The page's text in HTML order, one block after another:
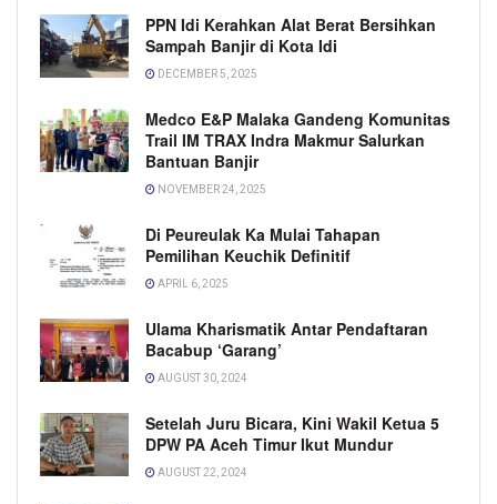
PPN Idi Kerahkan Alat Berat Bersihkan
Sampah Banjir di Kota Idi
DECEMBER 5, 2025
Medco E&P Malaka Gandeng Komunitas
Trail IM TRAX Indra Makmur Salurkan
Bantuan Banjir
NOVEMBER 24, 2025
Di Peureulak Ka Mulai Tahapan
Pemilihan Keuchik Definitif
APRIL 6, 2025
Ulama Kharismatik Antar Pendaftaran
Bacabup ‘Garang’
AUGUST 30, 2024
Setelah Juru Bicara, Kini Wakil Ketua 5
DPW PA Aceh Timur Ikut Mundur
AUGUST 22, 2024